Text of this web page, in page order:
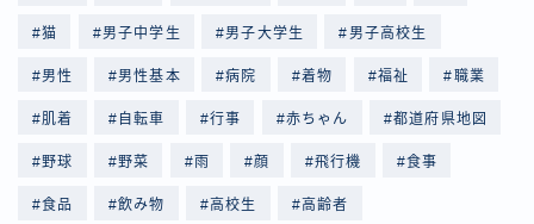
Follow Me
猫 男子中学生 男子大学生 男子高校生
男性 男性基本 病院 着物 福祉 職業
肌着 自転車 行事 赤ちゃん 都道府県地図
野球 野菜 雨 顔 飛行機 食事
食品 飲み物 高校生 高齢者